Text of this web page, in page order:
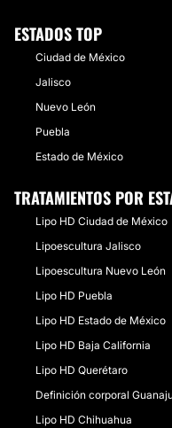
ESTADOS TOP
Ciudad de México
Jalisco
Nuevo León
Puebla
Estado de México
TRATAMIENTOS POR
Lipo HD Ciudad de México
Lipoescultura Jalisco
Lipoescultura Nuevo León
Lipo HD Puebla
Lipo HD Estado de México
Lipo HD Baja California
Lipo HD Querétaro
Definición corporal
Lipo HD Chihuahua